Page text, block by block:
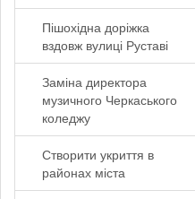
Пішохідна доріжка
вздовж вулиці Руставі
Заміна директора
музичного Черкаського
коледжу
Створити укриття в
районах міста